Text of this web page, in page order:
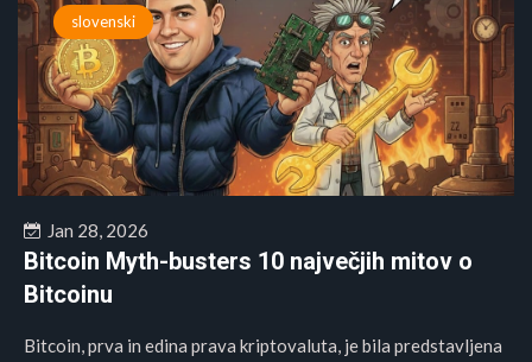
slovenski
Jan 28, 2026
Bitcoin Myth-busters 10 največjih mitov o
Bitcoinu
Bitcoin, prva in edina prava kriptovaluta, je bila predstavljena